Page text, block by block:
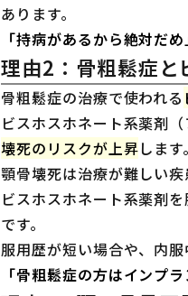
あります。
「持病があるから絶対だ
理由2：骨粗鬆症と
骨粗鬆症の治療で使われる
ビスホスホネート系薬剤
壊死のリスクが上昇します。
顎骨壊死は治療が難しい
ビスホスホネート系薬剤
です。
服用歴が短い場合や、内
「骨粗鬆症の方はインプ